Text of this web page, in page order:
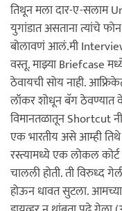
तिथून मला दार-ए-सलाम
युगांडात असताना त्यांचे
बोलावणं आलं.मी
वस्तू. माझ्या Briefcase
ठेवायची सोय नाही.
लॉकर शोधून बॅग ठेवण्यात
विमानतळातून Shortcut
एक भारतीय असे आम्ही
रस्त्यामध्ये एक लोकल
चालली होती. ती विरुध्द
होऊन धावत सुटला.